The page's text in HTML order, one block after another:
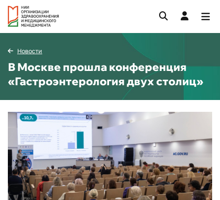
Новости
В Москве прошла конференция
«Гастроэнтерология двух столиц»